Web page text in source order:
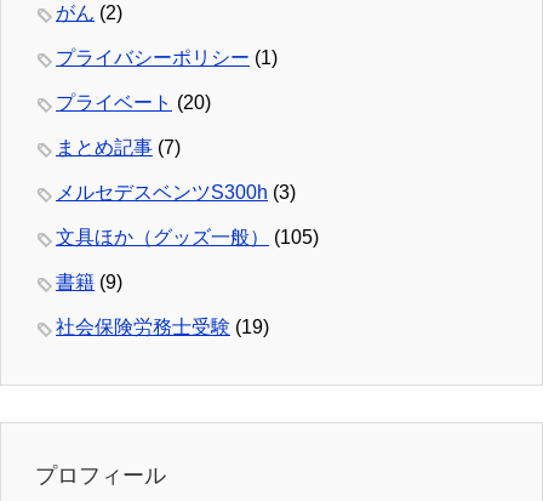
がん (2)
プライバシーポリシー (1)
プライベート (20)
まとめ記事 (7)
メルセデスベンツS300h (3)
文具ほか（グッズ一般） (105)
書籍 (9)
社会保険労務士受験 (19)
プロフィール